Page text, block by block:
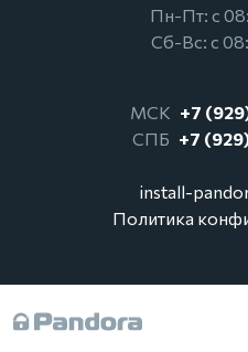
Пн-Пт: с
Сб-Вс: с
МСК +7
СПБ +7
install-
Политика